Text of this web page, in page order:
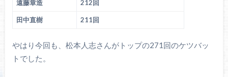
遠藤章造 212回
田中直樹 211回
やはり今回も、松本人志さんがトップの271回のケツバッ
トでした。